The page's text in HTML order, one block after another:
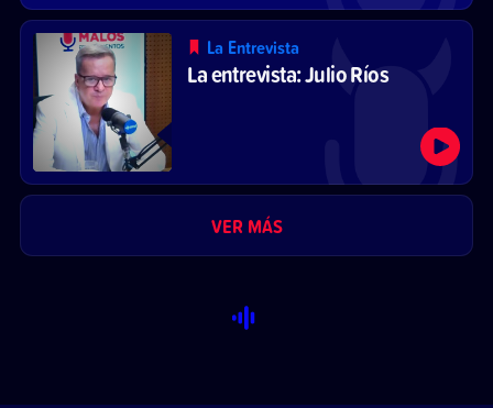
La Entrevista
La entrevista: Julio Ríos
VER MÁS